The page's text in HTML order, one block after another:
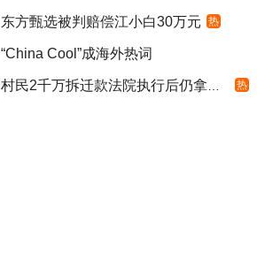
东方甄选被判赔偿江小白30万元 热
“China Cool”成海外热词
村民2千万拆迁款法院执行后仍拿不到 热